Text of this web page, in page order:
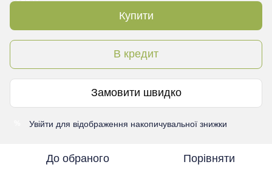
Купити
В кредит
Замовити швидко
Увійти для відображення накопичувальної знижки
До обраного Порівняти